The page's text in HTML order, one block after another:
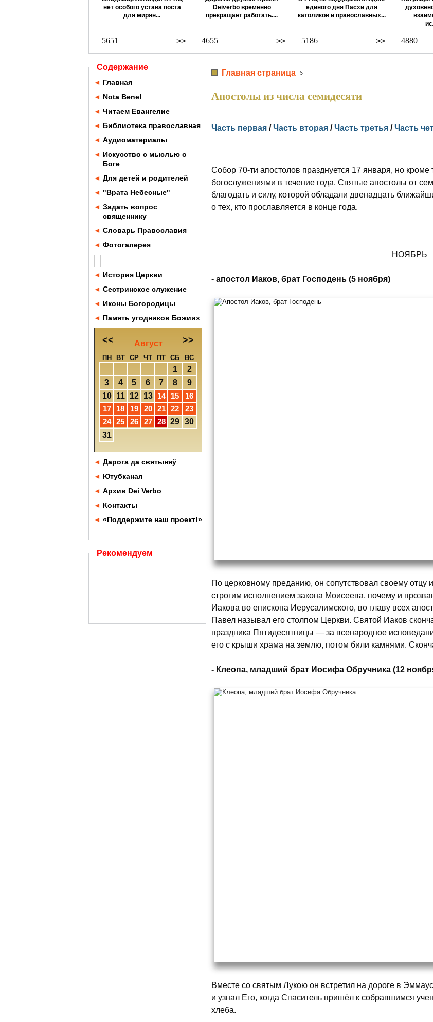
нет особого устава поста
для мирян...
>>
5651
Deiverbo временно
прекращает работать....
>>
4655
единого дня Пасхи для
католиков и православных...
>>
5186 4880
Содержание
◄ Главная
◄ Nota Bene!
◄ Читаем Евангелие
◄ Библиотека православная
◄ Аудиоматериалы
◄ Искусство с мыслью о
Боге
◄ Для детей и родителей
◄ "Врата Небесные"
◄ Задать вопрос
священнику
◄ Словарь Православия
◄ Фотогалерея
◄ История Церкви
◄ Сестринское служение
◄ Иконы Богородицы
◄ Память угодников Божиих
<< >>
Август
ПН ВТ СР ЧТ ПТ СБ ВС
1
2
3
4 5 6 7 8
9
10
11 12 13 14 15
16
17
18 19 20 21 22
23
24
25 26 27 28 29 30
31
◄ Дарога да святыняў
◄ Ютубканал
◄ Архив Dei Verbo
◄ Контакты
◄ «Поддержите наш проект!»
Рекомендуем
Главная страница >
Апостолы из числа семидесяти
Часть первая /Часть вторая /Часть третья /Часть
Собор 70-ти апостолов празднуется 17 января, но кроме
богослужениями в течение года. Святые апостолы от
благодать и силу, которой обладали двенадцать
о тех, кто прославляется в конце года.
НОЯБРЬ
- апостол Иаков, брат Господень (5 ноября)
По церковному преданию, он сопутствовал своему отцу
строгим исполнением закона Моисеева, почему и
Иакова во епископа Иерусалимского, во главу всех
Павел называл его столпом Церкви. Святой Иаков
праздника Пятидесятницы — за всенародное
его с крыши храма на землю, потом били камнями.
- Клеопа, младший брат Иосифа Обручника (12
Вместе со святым Лукою он встретил на дороге в
и узнал Его, когда Спаситель пришёл к собравшимся
хлеба.